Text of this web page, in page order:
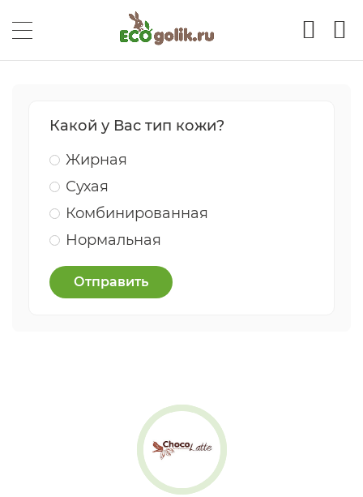
Какой у Вас тип кожи?
Жирная
Сухая
Комбинированная
Нормальная
Отправить